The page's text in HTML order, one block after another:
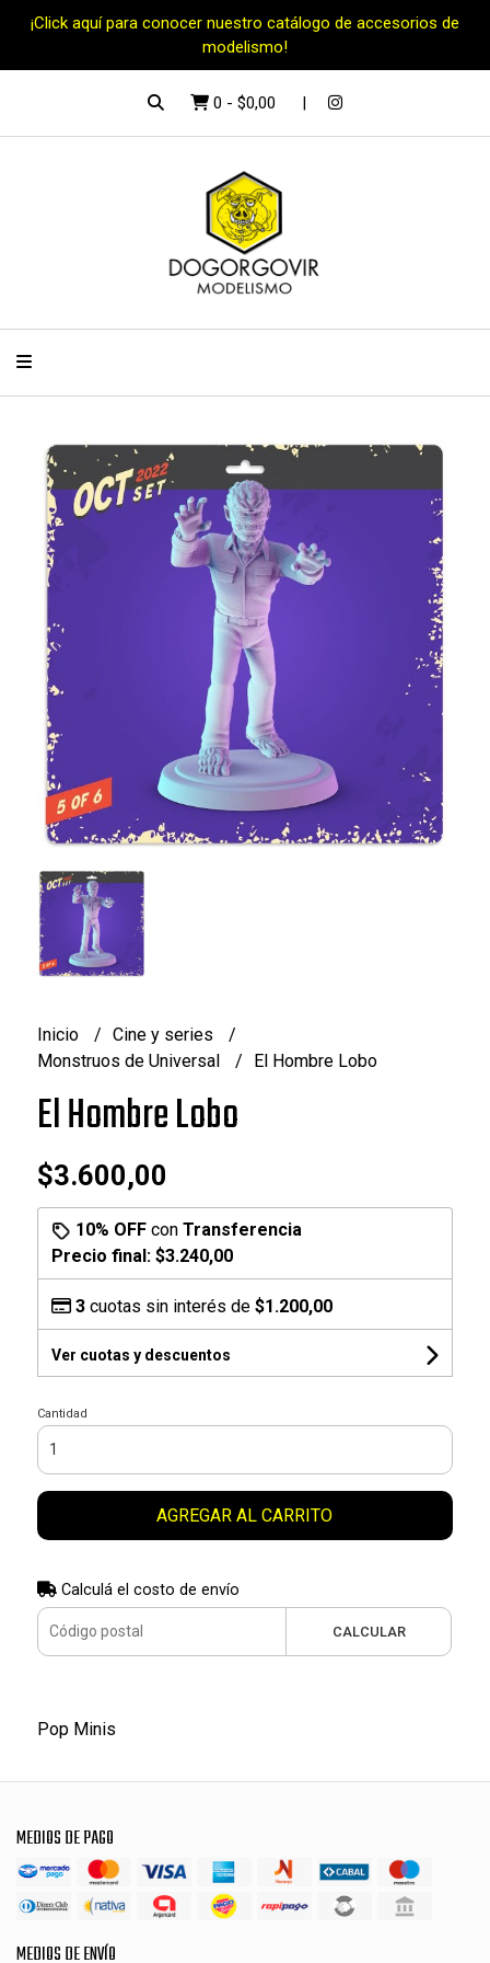
¡Click aquí para conocer nuestro catálogo de accesorios de
modelismo!
0 - $0,00
Inicio
Cine y series
Monstruos de Universal
El Hombre Lobo
El Hombre Lobo
$3.600,00
10% OFFcon Transferencia
Precio final: $3.240,00
3cuotas sin interés de $1.200,00
Ver cuotas y descuentos
Cantidad
AGREGAR AL CARRITO
Calculá el costo de envío
CALCULAR
Pop Minis
MEDIOS DE PAGO
MEDIOS DE ENVÍO